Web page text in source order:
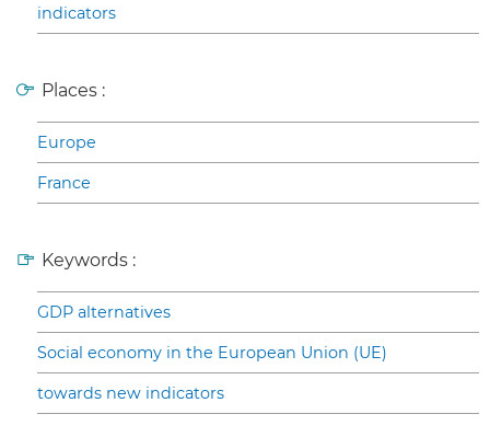
indicators
Places :
Europe
France
Keywords :
GDP alternatives
Social economy in the European Union (UE)
towards new indicators